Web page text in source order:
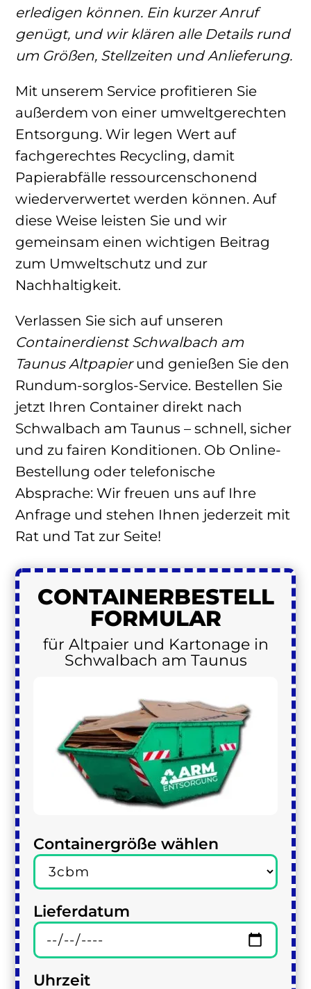
erledigen können. Ein kurzer Anruf
genügt, und wir klären alle Details rund
um Größen, Stellzeiten und Anlieferung.
Mit unserem Service profitieren Sie
außerdem von einer umweltgerechten
Entsorgung. Wir legen Wert auf
fachgerechtes Recycling, damit
Papierabfälle ressourcenschonend
wiederverwertet werden können. Auf
diese Weise leisten Sie und wir
gemeinsam einen wichtigen Beitrag
zum Umweltschutz und zur
Nachhaltigkeit.
Verlassen Sie sich auf unseren
Containerdienst Schwalbach am
Taunus Altpapierund genießen Sie den
Rundum-sorglos-Service. Bestellen Sie
jetzt Ihren Container direkt nach
Schwalbach am Taunus – schnell, sicher
und zu fairen Konditionen. Ob Online-
Bestellung oder telefonische
Absprache: Wir freuen uns auf Ihre
Anfrage und stehen Ihnen jederzeit mit
Rat und Tat zur Seite!
CONTAINERBESTELL
FORMULAR
für Altpaier und Kartonage in
Schwalbach am Taunus
Containergröße wählen
Lieferdatum
Uhrzeit